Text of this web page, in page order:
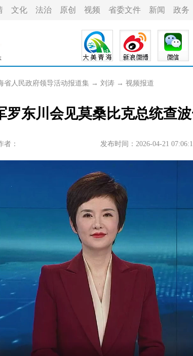
文化 法治 原创 视频 省委文件 新闻 政务
省人民政府领导活动报道集 → 刘涛 → 视频报道
罗东川会见莫桑比克总统查
者： 发布时间：2026-04-21